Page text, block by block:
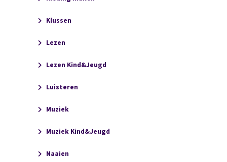
Klussen
Lezen
Lezen Kind&Jeugd
Luisteren
Muziek
Muziek Kind&Jeugd
Naaien